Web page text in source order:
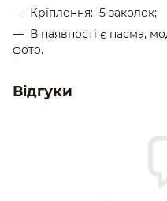
— Кріплення: 5 заколок;
— В наявності є пасма,
фото.
Відгуки